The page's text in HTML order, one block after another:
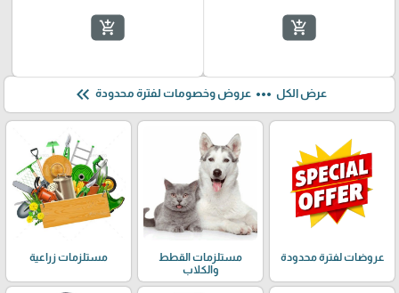
add_shopping_cart
add_shopping_cart
عرض الكل more_horiz عروض وخصومات لفترة محدودة keyboard_double_arrow_left
عروضات لفترة محدودة
مستلزمات القطط
والكلاب
مستلزمات زراعية